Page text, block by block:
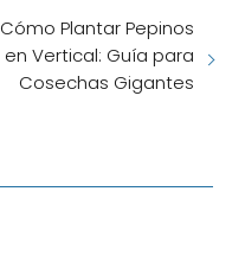
Cómo Plantar Pepinos
en Vertical: Guía para
Cosechas Gigantes